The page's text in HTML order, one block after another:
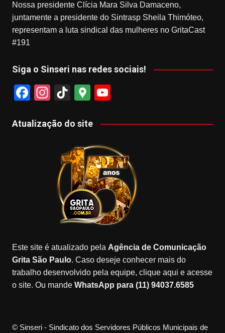
Nossa presidente Clícia Mara Silva Damaceno,
juntamente a presidente do Sintrasp Sheila Thimóteo,
representam a luta sindical das mulheres no GritaCast
#191
Siga o Sinseri nas redes sociais!
F
c
In
a
m
Ti
T
k
G
o
gl
e
M
a
p
s
u
u
b
e
Atualização do site
Este site é atualizado pela Agência de Comunicação
Grita São Paulo. Caso deseje conhecer mais do
trabalho desenvolvido pela equipe, clique aqui e acesse
o site. Ou mande WhatsApp para (11) 94037.6585
© Sinseri - Sindicato dos Servidores Públicos Municipais de